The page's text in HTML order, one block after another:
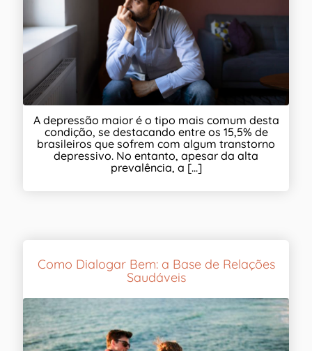
A depressão maior é o tipo mais comum desta
condição, se destacando entre os 15,5% de
brasileiros que sofrem com algum transtorno
depressivo. No entanto, apesar da alta
prevalência, a [...]
Como Dialogar Bem: a Base de Relações
Saudáveis